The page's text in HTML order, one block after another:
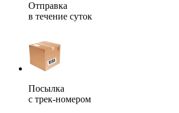
Отправка
в течение суток
Посылка
с трек-номером